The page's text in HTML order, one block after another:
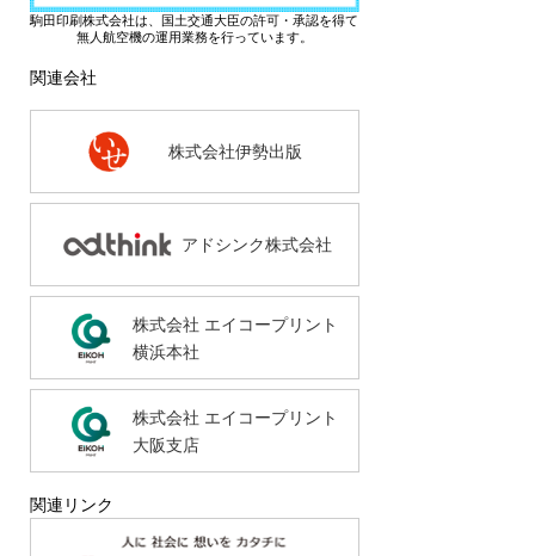
駒田印刷株式会社は、国土交通大臣の許可・承認を得て
無人航空機の運用業務を行っています。
関連会社
株式会社伊勢出版
アドシンク株式会社
株式会社 エイコープリント
横浜本社
株式会社 エイコープリント
大阪支店
関連リンク